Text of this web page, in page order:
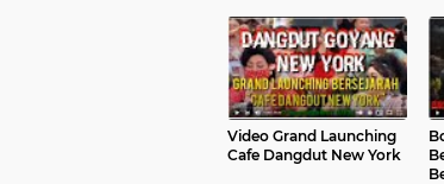
Video Grand Launching
Cafe Dangdut New York